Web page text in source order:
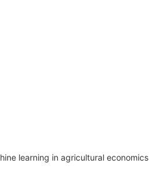
learning in agricultural economics